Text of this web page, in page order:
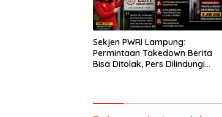
Sekjen PWRI Lampung:
Permintaan Takedown Berita
Bisa Ditolak, Pers Dilindungi